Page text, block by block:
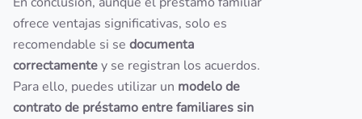
ofrece ventajas significativas, solo es
recomendable si se documenta
correctamentey se registran los acuerdos.
Para ello, puedes utilizar un modelo de
contrato de préstamo entre familiares sin